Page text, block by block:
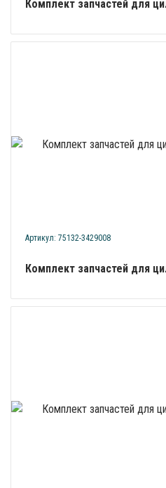
Комплект запчастей для
Артикул: 75132-3429008
Комплект запчастей для